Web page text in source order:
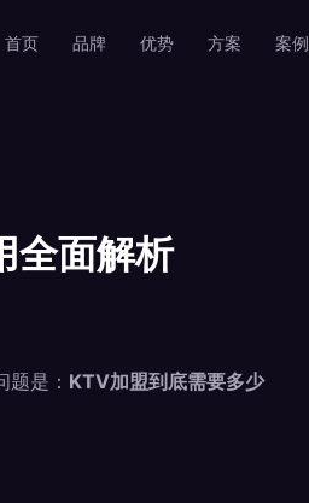
首页 品牌 优势 方案 案例
全面解析
是： KTV加盟到底需要多少